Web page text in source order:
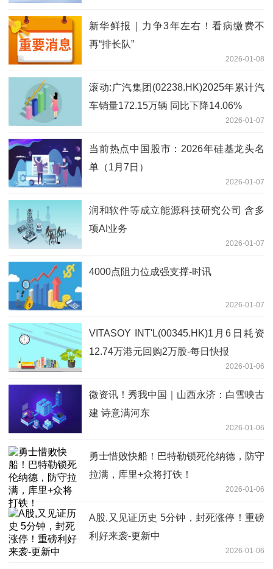
新华鲜报｜力争3年左右！看病缴费不
再“排长队”
2026-01-08
滚动:广汽集团(02238.HK)2025年累计汽
车销量172.15万辆 同比下降14.06%
2026-01-07
当前热点中国股市：2026年硅基龙头名
单（1月7日）
2026-01-07
润和软件等成立能源科技研究公司 含多
项AI业务
2026-01-07
4000点阻力位成强支撑-时讯
2026-01-07
VITASOY INT'L(00345.HK)1月6日耗资
12.74万港元回购2万股-每日快报
2026-01-06
微资讯！秀我中国｜山西永济：白雪映古
建 诗意满河东
2026-01-06
勇士惜败快船！巴特勒锁死伦纳德，防守
拉满，库里+众将打铁！
2026-01-06
A股,又见证历史 5分钟，封死涨停！重磅
利好来袭-更新中
2026-01-06